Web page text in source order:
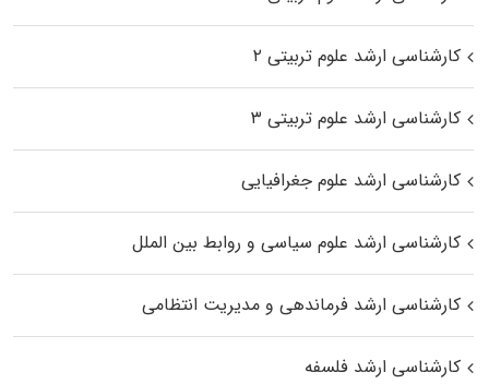
کارشناسی ارشد علوم تربیتی ۲
کارشناسی ارشد علوم تربیتی ۳
کارشناسی ارشد علوم جغرافیایی
کارشناسی ارشد علوم سیاسی و روابط بین الملل
کارشناسی ارشد فرماندهی و مدیریت انتظامی
کارشناسی ارشد فلسفه